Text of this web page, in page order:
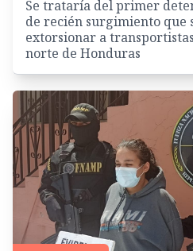
Se trataría del primer
de recién surgimiento que
extorsionar a
norte de Honduras